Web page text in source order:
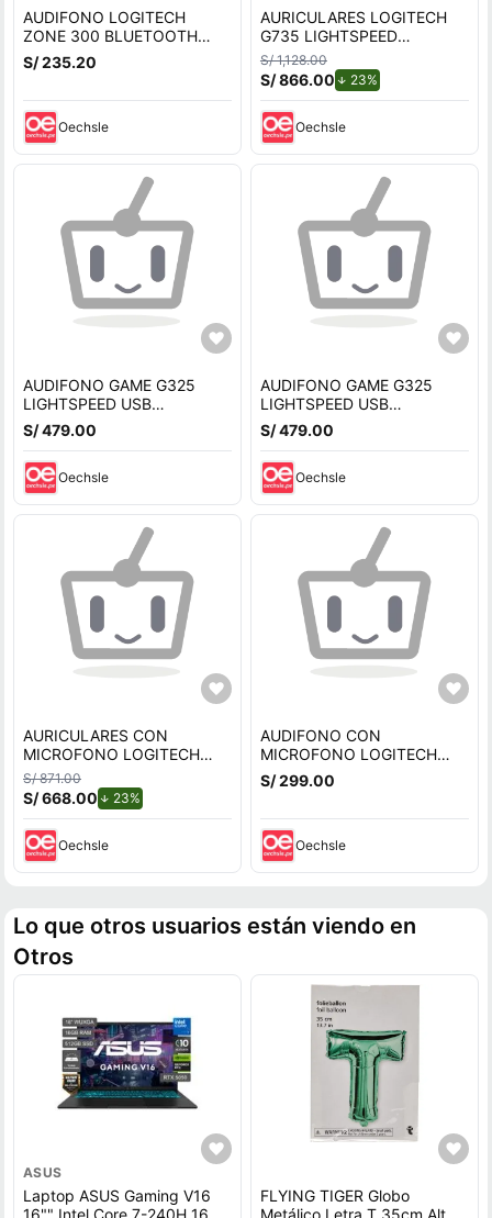
AUDIFONO LOGITECH
ZONE 300 BLUETOOTH
WHITE
S/ 235.20
Oechsle
AURICULARES LOGITECH
G735 LIGHTSPEED
BLUETOOTH RGB WHITE
S/ 1,128.00
S/ 866.00 23%de descuento.
Oechsle
AUDIFONO GAME G325
LIGHTSPEED USB
BLUETOOTH MICROFONO
OMNIDIRECCIONAL
MULTIPLATAFORMA
BLANCO
S/ 479.00
Oechsle
AUDIFONO GAME G325
LIGHTSPEED USB
BLUETOOTH MICROFONO
OMNIDIRECCIONAL
MULTIPLATAFORMA
MORADO
S/ 479.00
Oechsle
AURICULARES CON
MICROFONO LOGITECH
G522 LIGHTSPEED
WIRELESS - BLUETOOTH -
USB-C RGB
S/ 871.00
S/ 668.00 23%
Oechsle
AUDIFONO CON
MICROFONO LOGITECH
G432 USB NEGRO
S/ 299.00
Oechsle
Lo que otros usuarios están viendo en
Otros
ASUS
Laptop ASUS Gaming V16
16"" Intel Core 7-240H 16GB
FLYING TIGER Globo
Metálico Letra T 35cm Alt